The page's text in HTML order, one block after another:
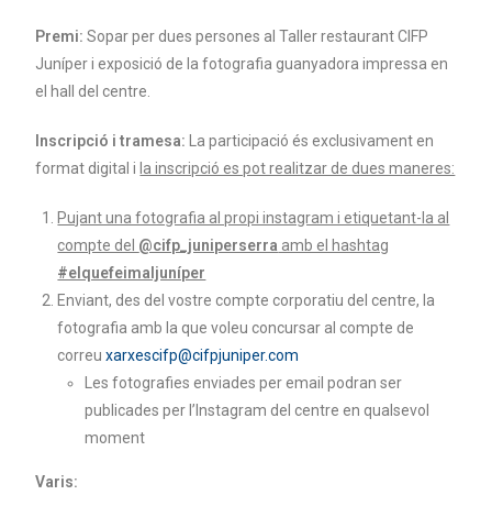
Premi: Sopar per dues persones al Taller restaurant CIFP
Juníper i exposició de la fotografia guanyadora impressa en
el hall del centre.
Inscripció i tramesa: La participació és exclusivament en
format digital i la inscripció es pot realitzar de dues maneres:
Pujant una fotografia al propi instagram i etiquetant-la al
compte del @cifp_juniperserra amb el hashtag
#elquefeimaljuníper
Enviant, des del vostre compte corporatiu del centre, la
fotografia amb la que voleu concursar al compte de
correuxarxescifp@cifpjuniper.com
Les fotografies enviades per email podran ser
publicades per l’Instagram del centre en qualsevol
moment
Varis: